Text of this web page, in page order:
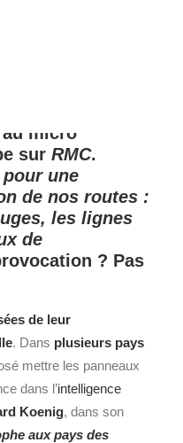
c’est
Sarkozy,
micro
sur RMC.
une
de nos routes :
les lignes
de
? Pas
de leur
. Dans plusieurs pays
mettre les panneaux
dans l’intelligence
Koenig, dans son
aux pays des